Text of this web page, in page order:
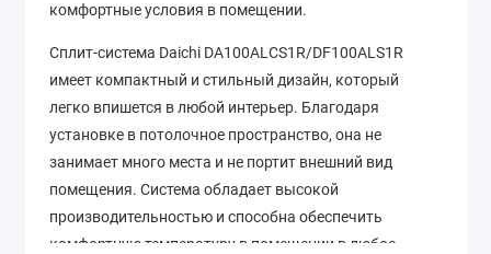
комфортные условия в помещении.
Сплит-система Daichi DA100ALCS1R/DF100ALS1R
имеет компактный и стильный дизайн, который
легко впишется в любой интерьер. Благодаря
установке в потолочное пространство, она не
занимает много места и не портит внешний вид
помещения. Система обладает высокой
производительностью и способна обеспечить
комфортную температуру в помещении в любое